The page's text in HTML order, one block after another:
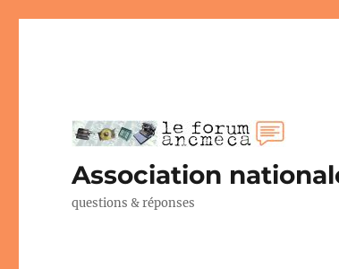
Association
questions & réponses